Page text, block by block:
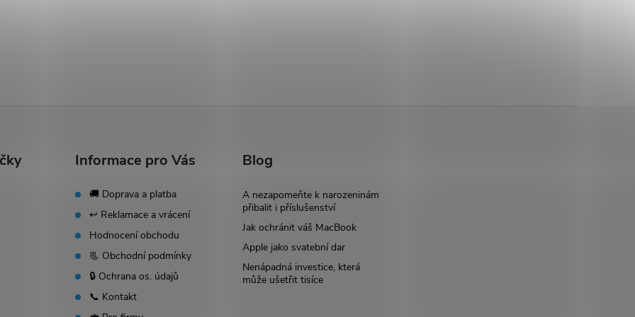
Informace pro Vás
🚚 Doprava a platba
↩️ Reklamace a vrácení
Hodnocení obchodu
📃 Obchodní podmínky
🔒 Ochrana os. údajů
📞 Kontakt
Blog
A nezapomeňte k narozeninám
přibalit i příslušenství
Jak ochránit váš MacBook
Apple jako svatební dar
Nenápadná investice, která
může ušetřit tisíce